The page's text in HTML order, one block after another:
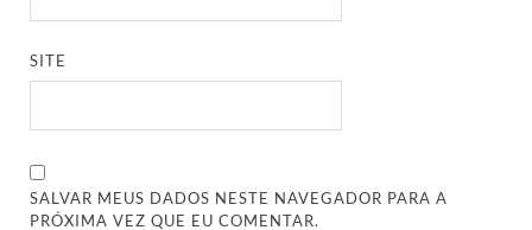
SITE
SALVAR MEUS DADOS NESTE NAVEGADOR PARA A
PRÓXIMA VEZ QUE EU COMENTAR.